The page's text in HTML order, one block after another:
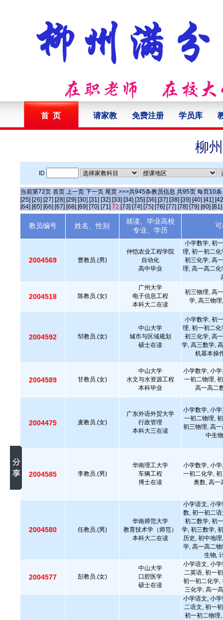
首 页 请家教 免费注册 学员库
柳
ID
当前第72页 首页 上一页 下一页 尾页 >>>共945条教员信息 共95页 每页10条
[25] [26] [27] [28] [29] [30] [31] [32] [33] [34] [35] [36] [37] [38] [39] [40] [41]
[64] [65] [66] [67] [68] [69] [70] [71] 72 [73] [74] [75] [76] [77] [78] [79] [80] [81]
教员编号 姓名、性别
就读、毕业高校
专业、学历
2004569 曹教员.(男)
仲恺农业工程学院
自动化
高中毕业
小学数学, 初
理, 初一初二
初三化学, 高
理, 高一高二
2004518 陈教员.(女)
广州大学
电子信息工程
本科大二在读
初三物理, 高
学, 高三物
2004592 邹教员.(女)
中山大学
城市与区域规划
硕士在读
小学数学, 初
理, 初一初二
初三化学, 高
学, 高三数学,
机基本操
2004589 甘教员.(女)
中山大学
水文与水资源工程
本科毕业
小学数学, 小
一初二物理,
高一高二
2004475 麦教员.(女)
广东外语外贸大学
行政管理
本科大三在读
小学数学, 小
一初二物理,
初三物理, 高
中生
2004585 李教员.(男)
华南理工大学
车辆工程
博士在读
小学数学, 小
一初二化学,
奥数, 高一
2004580 任教员.(男)
华南师范大学
教育技术学（师范）
本科大二在读
小学语文, 小
数, 初一初二
初二数学, 初
学, 初三数学,
历史, 初中地
学, 高一高二
生物,
2004577 彭教员.(女)
中山大学
口腔医学
硕士在读
小学语文, 小
二英语, 初一
初一初二化学,
三化学, 高一
小学语文, 小
二语文, 初一
初一初二物理